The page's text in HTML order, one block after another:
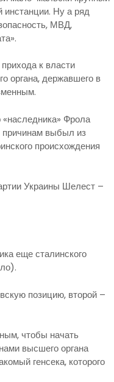
инстанции. Ну а ряд
МВД,
к власти
органа, державшего в
Фрола
причинам выбыл из
происхождения
Украины Шелест –
еще сталинского
позицию, второй –
чтобы начать
высшего органа
генсека, которого